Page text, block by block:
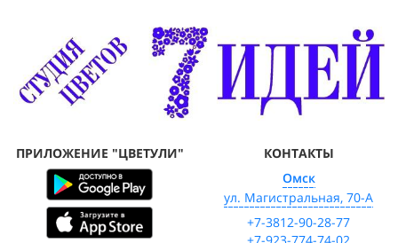
ПРИЛОЖЕНИЕ "ЦВЕТУЛИ"
КОНТАКТЫ
Омск
ул. Магистральная, 70-А
+7-3812-90-28-77